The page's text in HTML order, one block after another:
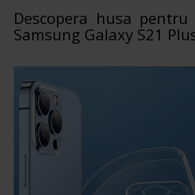
Descopera husa
Samsung Galaxy S21